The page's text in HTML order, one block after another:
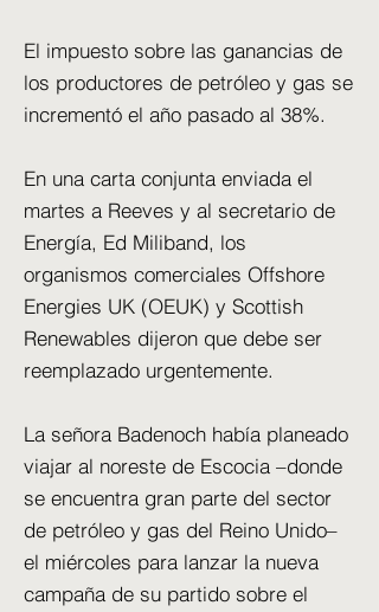
El impuesto sobre las ganancias de
los productores de petróleo y gas se
incrementó el año pasado al 38%.
En una carta conjunta enviada el
martes a Reeves y al secretario de
Energía, Ed Miliband, los
organismos comerciales Offshore
Energies UK (OEUK) y Scottish
Renewables dijeron que debe ser
reemplazado urgentemente.
La señora Badenoch había planeado
viajar al noreste de Escocia –donde
se encuentra gran parte del sector
de petróleo y gas del Reino Unido–
el miércoles para lanzar la nueva
campaña de su partido sobre el